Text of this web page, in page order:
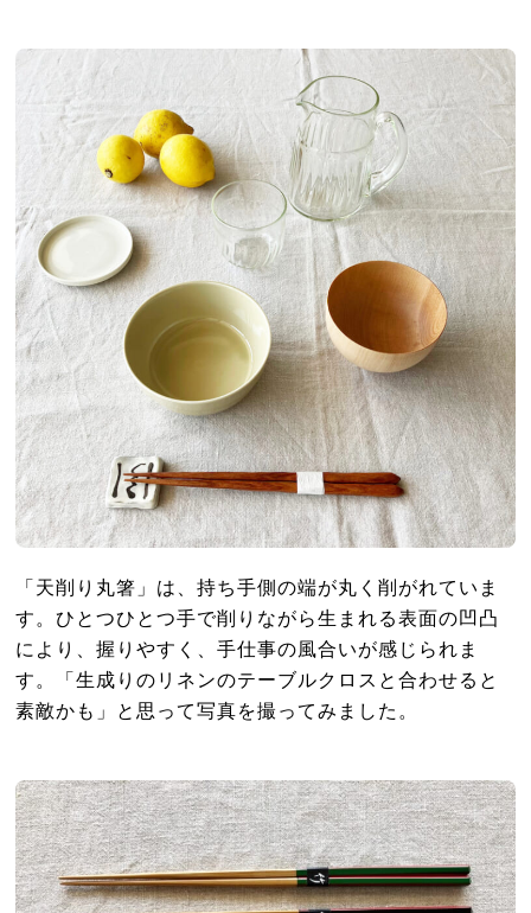
「天削り丸箸」は、持ち手側の端が丸く削がれていま
す。ひとつひとつ手で削りながら生まれる表面の凹凸
により、握りやすく、手仕事の風合いが感じられま
す。「生成りのリネンのテーブルクロスと合わせると
素敵かも」と思って写真を撮ってみました。